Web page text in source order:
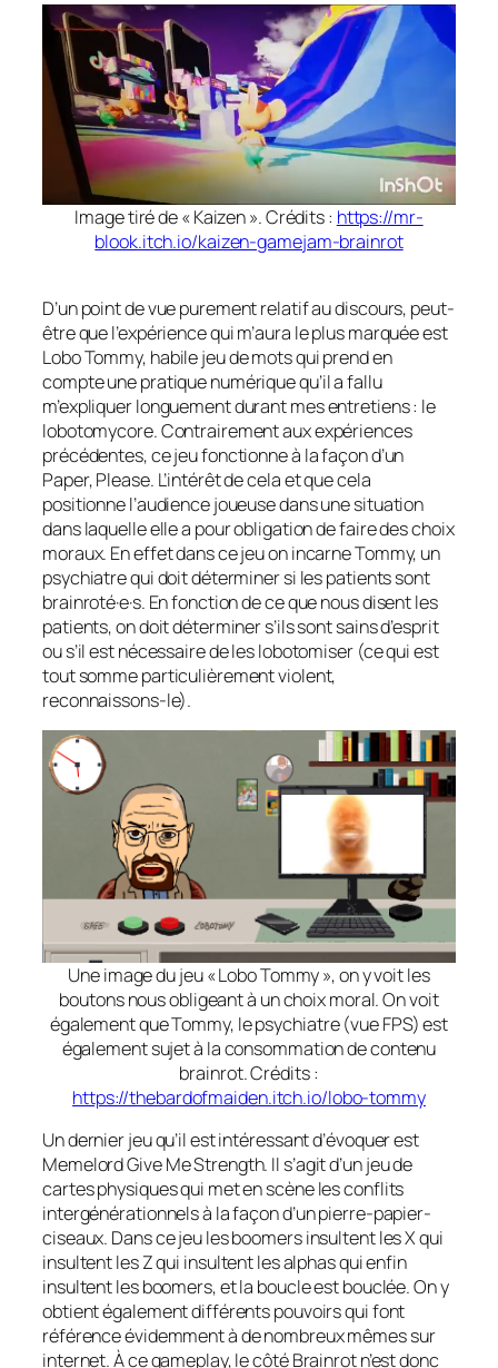
Image tiré de « Kaizen ». Crédits : https://mr-
blook.itch.io/kaizen-gamejam-brainrot
D’un point de vue purement relatif au discours, peut-
être que l’expérience qui m’aura le plus marquée est
Lobo Tommy, habile jeu de mots qui prend en
compte une pratique numérique qu’il a fallu
m’expliquer longuement durant mes entretiens : le
lobotomycore. Contrairement aux expériences
précédentes, ce jeu fonctionne à la façon d’un
Paper, Please. L’intérêt de cela et que cela
positionne l’audience joueuse dans une situation
dans laquelle elle a pour obligation de faire des choix
moraux. En effet dans ce jeu on incarne Tommy, un
psychiatre qui doit déterminer si les patients sont
brainroté·e·s. En fonction de ce que nous disent les
patients, on doit déterminer s’ils sont sains d’esprit
ou s’il est nécessaire de les lobotomiser (ce qui est
tout somme particulièrement violent,
reconnaissons-le).
Une image du jeu « Lobo Tommy », on y voit les
boutons nous obligeant à un choix moral. On voit
également que Tommy, le psychiatre (vue FPS) est
également sujet à la consommation de contenu
brainrot. Crédits :
https://thebardofmaiden.itch.io/lobo-tommy
Un dernier jeu qu’il est intéressant d’évoquer est
Memelord Give Me Strength. Il s’agit d’un jeu de
cartes physiques qui met en scène les conflits
intergénérationnels à la façon d’un pierre-papier-
ciseaux. Dans ce jeu les boomers insultent les X qui
insultent les Z qui insultent les alphas qui enfin
insultent les boomers, et la boucle est bouclée. On y
obtient également différents pouvoirs qui font
référence évidemment à de nombreux mêmes sur
internet. À ce gameplay, le côté Brainrot n’est donc